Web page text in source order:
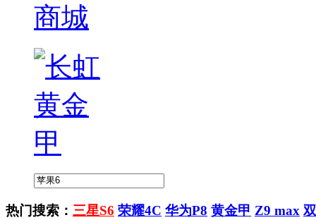
热门搜索： 三星S6 荣耀4C 华为P8 黄金甲 Z9 max